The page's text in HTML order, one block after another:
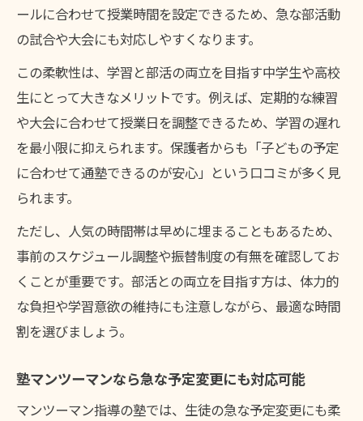
ールに合わせて授業時間を設定できるため、急な部活動
の試合や大会にも対応しやすくなります。
この柔軟性は、学習と部活の両立を目指す中学生や高校
生にとって大きなメリットです。例えば、定期的な練習
や大会に合わせて授業日を調整できるため、学習の遅れ
を最小限に抑えられます。保護者からも「子どもの予定
に合わせて通塾できるのが安心」という口コミが多く見
られます。
ただし、人気の時間帯は早めに埋まることもあるため、
事前のスケジュール調整や振替制度の有無を確認してお
くことが重要です。部活との両立を目指す方は、体力的
な負担や学習意欲の維持にも注意しながら、最適な時間
割を選びましょう。
塾マンツーマンなら急な予定変更にも対応可能
マンツーマン指導の塾では、生徒の急な予定変更にも柔